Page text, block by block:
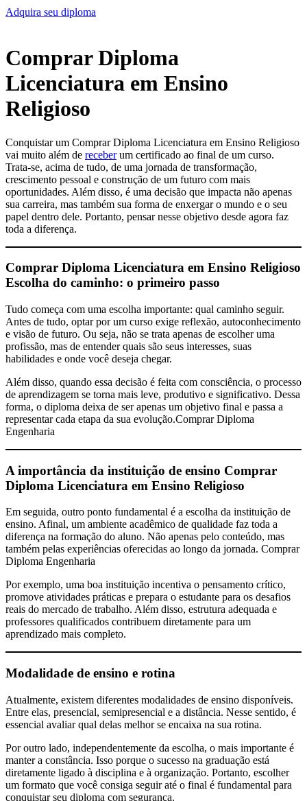
Adquira seu diploma
Comprar Diploma
Licenciatura em Ensino
Religioso
Conquistar um Comprar Diploma Licenciatura em Ensino Religioso
vai muito além de receberum certificado ao final de um curso.
Trata-se, acima de tudo, de uma jornada de transformação,
crescimento pessoal e construção de um futuro com mais
oportunidades. Além disso, é uma decisão que impacta não apenas
sua carreira, mas também sua forma de enxergar o mundo e o seu
papel dentro dele. Portanto, pensar nesse objetivo desde agora faz
toda a diferença.
Comprar Diploma Licenciatura em Ensino Religioso
Escolha do caminho: o primeiro passo
Tudo começa com uma escolha importante: qual caminho seguir.
Antes de tudo, optar por um curso exige reflexão, autoconhecimento
e visão de futuro. Ou seja, não se trata apenas de escolher uma
profissão, mas de entender quais são seus interesses, suas
habilidades e onde você deseja chegar.
Além disso, quando essa decisão é feita com consciência, o processo
de aprendizagem se torna mais leve, produtivo e significativo. Dessa
forma, o diploma deixa de ser apenas um objetivo final e passa a
representar cada etapa da sua evolução.Comprar Diploma
Engenharia
A importância da instituição de ensino Comprar
Diploma Licenciatura em Ensino Religioso
Em seguida, outro ponto fundamental é a escolha da instituição de
ensino. Afinal, um ambiente acadêmico de qualidade faz toda a
diferença na formação do aluno. Não apenas pelo conteúdo, mas
também pelas experiências oferecidas ao longo da jornada. Comprar
Diploma Engenharia
Por exemplo, uma boa instituição incentiva o pensamento crítico,
promove atividades práticas e prepara o estudante para os desafios
reais do mercado de trabalho. Além disso, estrutura adequada e
professores qualificados contribuem diretamente para um
aprendizado mais completo.
Modalidade de ensino e rotina
Atualmente, existem diferentes modalidades de ensino disponíveis.
Entre elas, presencial, semipresencial e a distância. Nesse sentido, é
essencial avaliar qual delas melhor se encaixa na sua rotina.
Por outro lado, independentemente da escolha, o mais importante é
manter a constância. Isso porque o sucesso na graduação está
diretamente ligado à disciplina e à organização. Portanto, escolher
um formato que você consiga seguir até o final é fundamental para
conquistar seu diploma com segurança.